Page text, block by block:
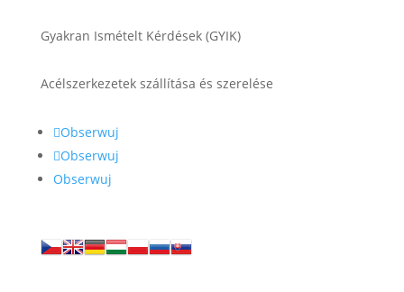
Gyakran Ismételt Kérdések (GYIK)
Acélszerkezetek szállítása és szerelése
Obserwuj
Obserwuj
Obserwuj